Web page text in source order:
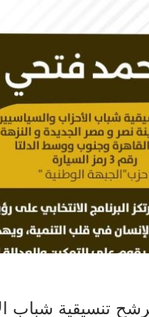
تنسيقية شباب